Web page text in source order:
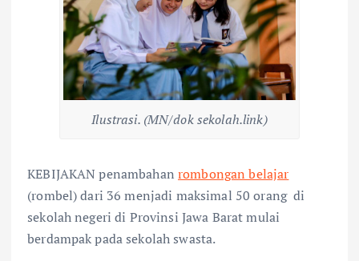
Ilustrasi. (MN/dok sekolah.link)
KEBIJAKAN penambahanrombongan belajar
(rombel) dari 36 menjadi maksimal 50 orang di
sekolah negeri di Provinsi Jawa Barat mulai
berdampak pada sekolah swasta.